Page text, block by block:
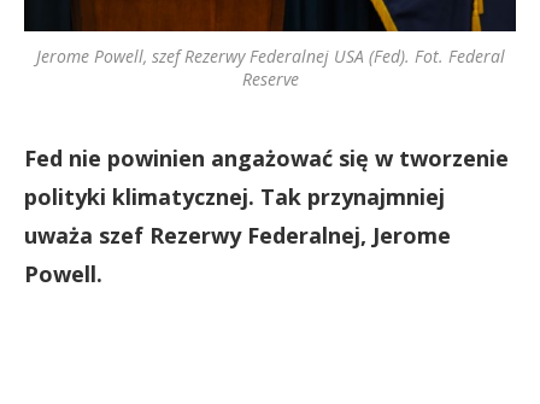
Jerome Powell, szef Rezerwy Federalnej USA (Fed). Fot. Federal
Reserve
Fed nie powinien angażować się w tworzenie
polityki klimatycznej. Tak przynajmniej
uważa szef Rezerwy Federalnej, Jerome
Powell.